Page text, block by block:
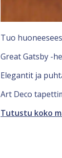
Tuo
Great Gatsby -
Elegantit ja
Art Deco
Tutustu koko